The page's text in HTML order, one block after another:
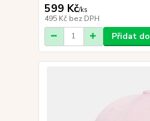
599 Kč/ks
495 Kč bez DPH
Přidat